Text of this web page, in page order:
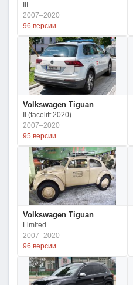
2007–2020
96 версии
Volkswagen Tiguan
II (facelift 2020)
2007–2020
95 версии
Volkswagen Tiguan
Limited
2007–2020
96 версии